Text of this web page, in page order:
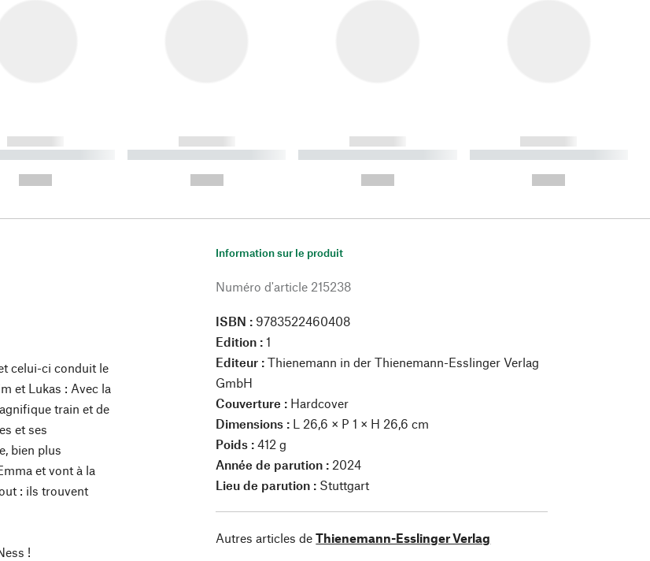
------------
----------- ----------
------------
----------- ----------- ----------
------------
----------- ----------- ----------
------------
----------- ----------- ----------
celui-ci conduit le
et Lukas : Avec la
train et de
et ses
bien plus
et vont à la
: ils trouvent
!
Information sur le produit
Numéro d'article 215238
ISBN : 9783522460408
Edition :1
Editeur :Thienemann in der Thienemann-Esslinger Verlag
GmbH
Couverture : Hardcover
Dimensions : L 26,6 × P 1 × H 26,6 cm
Poids :412 g
Année de parution : 2024
Lieu de parution : Stuttgart
Autres articles de Thienemann-Esslinger Verlag